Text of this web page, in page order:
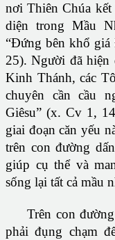
nơi Thiên Chúa
diện trong Mầu
“Ðứng bên khổ
25). Người đã
Kinh Thánh, các
chuyên cần cầu
Giêsu” (x. Cv 1,
giai đoạn căn yếu
trên con đường
giúp cụ thể và
sống lại tất cả mầu
Trên con đường
phải đụng chạm